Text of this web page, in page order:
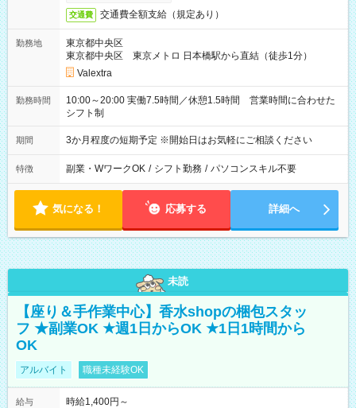
交通費 交通費全額支給（規定あり）
勤務地
東京都中央区
東京都中央区 東京メトロ 日本橋駅から直結（徒歩1分）
Valextra
勤務時間
10:00～20:00 実働7.5時間／休憩1.5時間 営業時間に合わせた
シフト制
期間 3か月程度の短期予定 ※開始日はお気軽にご相談ください
特徴 副業・WワークOK / シフト勤務 / パソコンスキル不要
気になる！ 応募する 詳細へ
未読
【座り＆手作業中心】香水shopの梱包スタッ
フ ★副業OK ★週1日からOK ★1日1時間から
OK
アルバイト 職種未経験OK
給与
時給1,400円～